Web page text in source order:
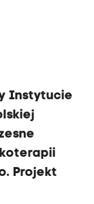
Instytucie
Projekt